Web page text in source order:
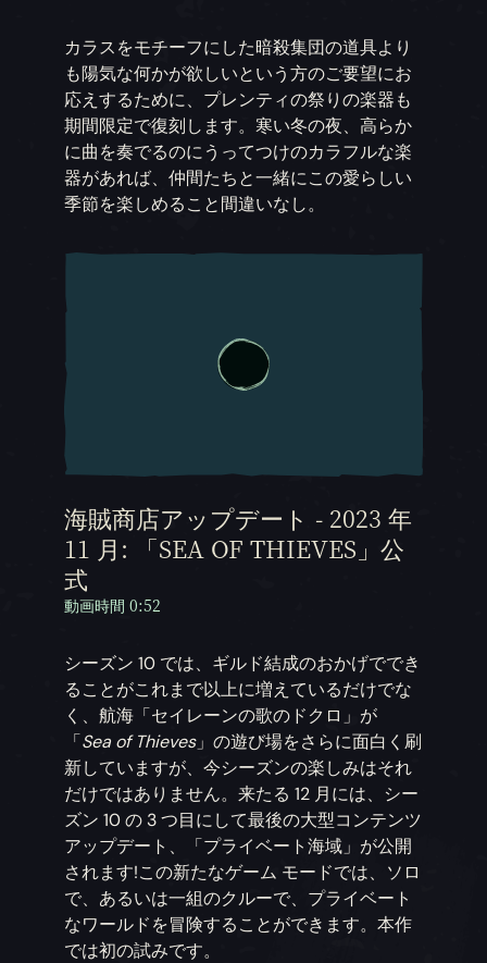
カラスをモチーフにした暗殺集団の道具より
も陽気な何かが欲しいという方のご要望にお
応えするために、プレンティの祭りの楽器も
期間限定で復刻します。寒い冬の夜、高らか
に曲を奏でるのにうってつけのカラフルな楽
器があれば、仲間たちと一緒にこの愛らしい
季節を楽しめること間違いなし。
海賊商店アップデート - 2023 年
11 月: 「SEA OF THIEVES」公
式
動画時間 0:52
シーズン 10 では、ギルド結成のおかげででき
ることがこれまで以上に増えているだけでな
く、航海「セイレーンの歌のドクロ」が
「Sea of Thieves」の遊び場をさらに面白く刷
新していますが、今シーズンの楽しみはそれ
だけではありません。来たる 12 月には、シー
ズン 10 の 3 つ目にして最後の大型コンテンツ
アップデート、「プライベート海域」が公開
されます!この新たなゲーム モードでは、ソロ
で、あるいは一組のクルーで、プライベート
なワールドを冒険することができます。本作
では初の試みです。